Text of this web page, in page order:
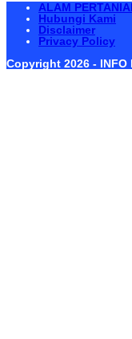
ALAM
Hubungi Kami
Disclaimer
Privacy Policy
Copyright 2026 - INFO